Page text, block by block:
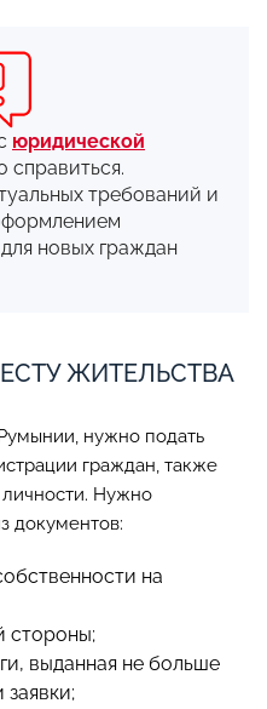
юридической
требований и
новых граждан
ЖИТЕЛЬСТВА
нужно подать
граждан, также
Нужно
документов:
на
стороны;
выданная не больше
заявки;